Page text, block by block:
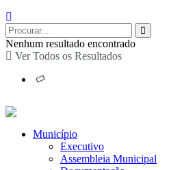
Nenhum resultado encontrado
Ver Todos os Resultados
Município
Executivo
Assembleia Municipal